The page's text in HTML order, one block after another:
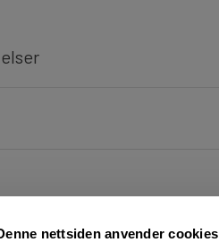
nettsiden anvender cookies